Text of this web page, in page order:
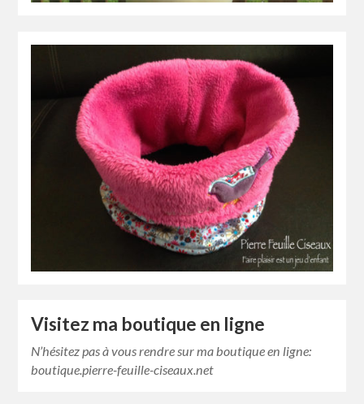
Visitez ma boutique en ligne
N’hésitez pas à vous rendre sur ma boutique en ligne:
boutique.pierre-feuille-ciseaux.net